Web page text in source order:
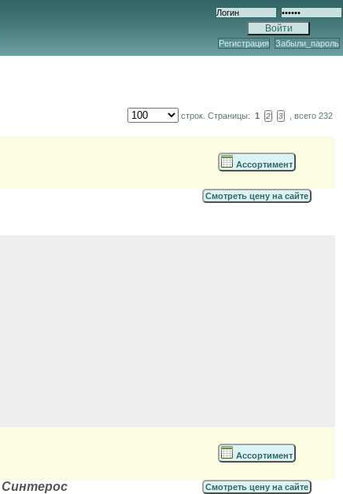
Регистрация Забыли_пароль
строк. Страницы: 1 2 3 , всего 232
Ассортимент
Смотреть цену на сайте
Ассортимент
Синтерос Смотреть цену на сайте